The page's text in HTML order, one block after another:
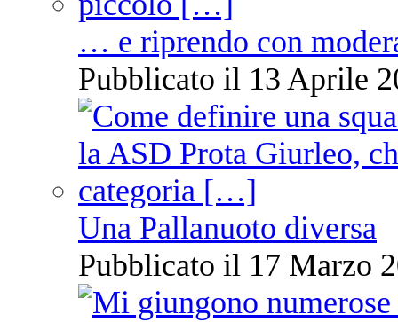
… e riprendo con
Pubblicato il 13 Aprile
Una Pallanuoto diversa
Pubblicato il 17 Marzo